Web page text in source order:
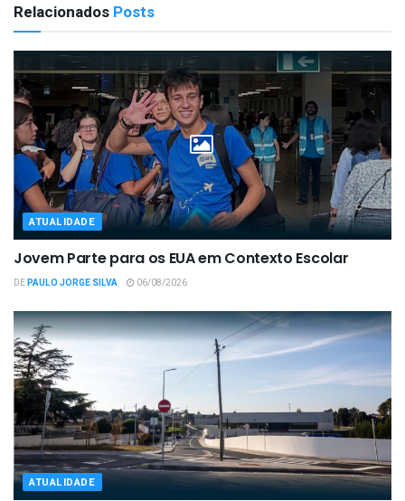
Relacionados Posts
ATUALIDADE
Jovem Parte para os EUA em Contexto Escolar
DEPAULO JORGE SILVA 06/08/2026
ATUALIDADE